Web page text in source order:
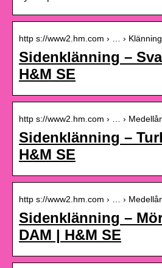
http s://www2.hm.com › … ›
Sidenklänning –
H&M SE
http s://www2.hm.com › … ›
Sidenklänning –
H&M SE
http s://www2.hm.com › … ›
Sidenklänning –
DAM | H&M SE